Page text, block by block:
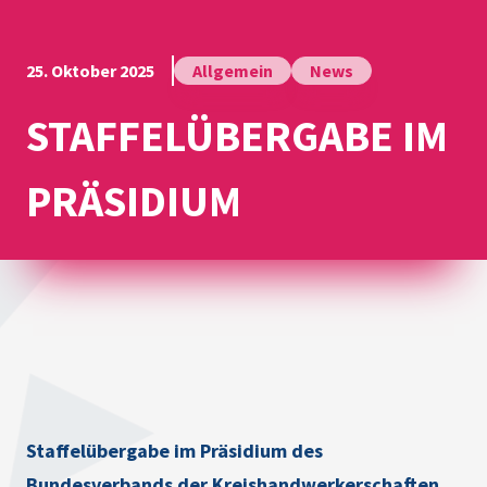
25. Oktober 2025 Allgemein News
STAFFELÜBERGABE IM
PRÄSIDIUM
Staffelübergabe im Präsidium des